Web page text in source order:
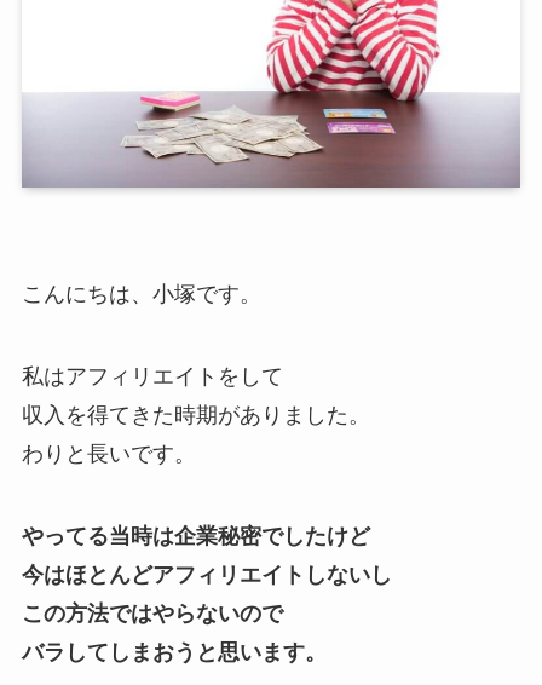
こんにちは、小塚です。
私はアフィリエイトをして
収入を得てきた時期がありました。
わりと長いです。
やってる当時は企業秘密でしたけど
今はほとんどアフィリエイトしないし
この方法ではやらないので
バラしてしまおうと思います。